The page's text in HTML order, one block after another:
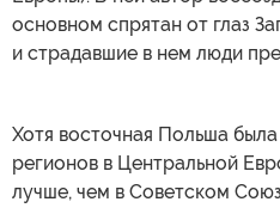
основном спрятан от глаз
и страдавшие в нем люди
Хотя восточная Польша
регионов в Центральной
лучше, чем в Советском